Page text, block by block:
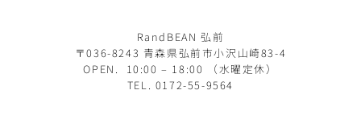
RandBEAN 弘前
〒036-8243 青森県弘前市小沢山崎83-4
OPEN. 10:00 – 18:00 （水曜定休）
TEL. 0172-55-9564